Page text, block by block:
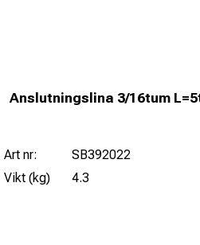
Anslutningslina 3/16tum
Art nr:
SB392022
Vikt (kg)
4.3